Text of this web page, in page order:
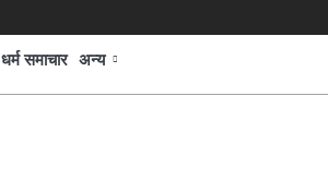
धर्म समाचार अन्य